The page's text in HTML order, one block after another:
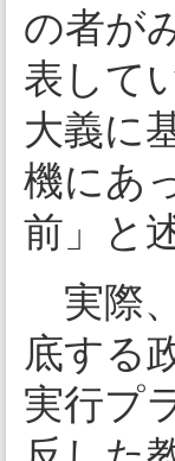
の者が
表して
大義に
機にあ
前」と
実際
底する
実行プ